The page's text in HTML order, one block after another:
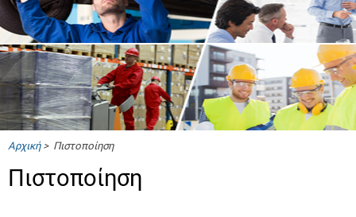
Αρχική> Πιστοποίηση
Πιστοποίηση